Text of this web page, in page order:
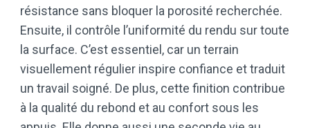
résistance sans bloquer la porosité recherchée.
Ensuite, il contrôle l’uniformité du rendu sur toute
la surface. C’est essentiel, car un terrain
visuellement régulier inspire confiance et traduit
un travail soigné. De plus, cette finition contribue
à la qualité du rebond et au confort sous les